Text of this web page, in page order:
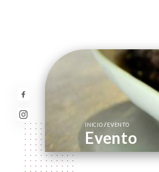
INICIO/ EVENTO
Evento